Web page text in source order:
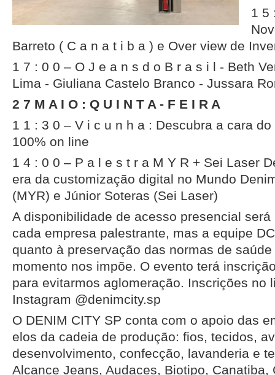
1 5
Barreto ( C a n a t i b a ) e Over view de
1 7 : 0 0 – O J e a n s d o B r a s i l - Beth
Lima - Giuliana Castelo Branco - Jussara
2 7 M A I O : Q U I N T A - F E I R A
1 1 : 3 0 – V i c u n h a : Descubra a cara
100% on line
1 4 : 0 0 – P a l e s t r a M Y R + Sei Laser
era da customização digital no Mundo
(MYR) e Júnior Soteras (Sei Laser)
A disponibilidade de acesso presencial
cada empresa palestrante, mas a equipe
quanto à preservação das normas de
momento nos impõe. O evento terá
para evitarmos aglomeração. Inscrições no
Instagram @denimcity.sp
O DENIM CITY SP conta com o apoio das
elos da cadeia de produção: fios, tecidos,
desenvolvimento, confecção, lavanderia e
Alcance Jeans, Audaces, Biotipo, Canatiba,